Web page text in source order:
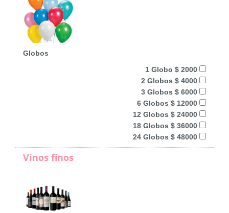
Globos
1 Globo $ 2000
2 Globos $ 4000
3 Globos $ 6000
6 Globos $ 12000
12 Globos $ 24000
18 Globos $ 36000
24 Globos $ 48000
Vinos finos